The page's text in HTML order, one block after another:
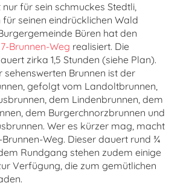
nur für sein schmuckes Stedtli,
seinen eindrücklichen Wald
Büren hat den
7-Brunnen-Weg realisiert. Die
zirka 1,5 Stunden (siehe Plan).
sehenswerten Brunnen ist der
gefolgt vom Landoltbrunnen,
dem Lindenbrunnen, dem
dem Burgerchnorzbrunnen und
Wer es kürzer mag, macht
Weg. Dieser dauert rund ¾
Rundgang stehen zudem einige
Verfügung, die zum gemütlichen